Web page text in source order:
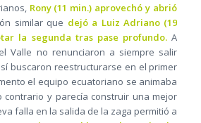
Rony (11 min.) aprovechó y abrió
similar que dejó a Luiz Adriano (19
la segunda tras pase profundo. A
Valle no renunciaron a siempre salir
buscaron reestructurarse en el primer
el equipo ecuatoriano se animaba
contrario y parecía construir una mejor
falla en la salida de la zaga permitió a